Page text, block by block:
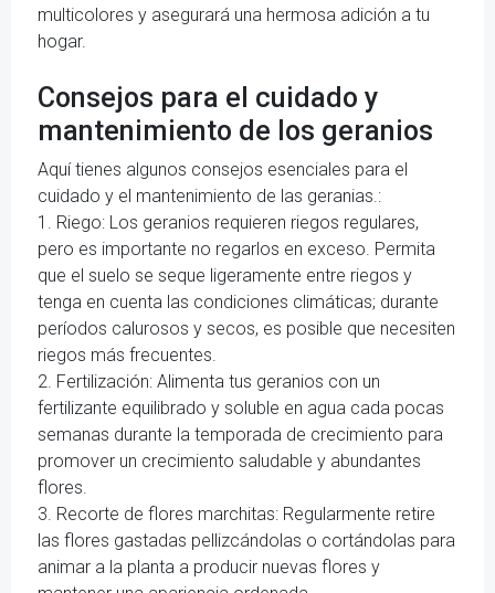
multicolores y asegurará una hermosa adición a tu
hogar.
Consejos para el cuidado y
mantenimiento de los geranios
Aquí tienes algunos consejos esenciales para el
cuidado y el mantenimiento de las geranias.:
1. Riego: Los geranios requieren riegos regulares,
pero es importante no regarlos en exceso. Permita
que el suelo se seque ligeramente entre riegos y
tenga en cuenta las condiciones climáticas; durante
períodos calurosos y secos, es posible que necesiten
riegos más frecuentes.
2. Fertilización: Alimenta tus geranios con un
fertilizante equilibrado y soluble en agua cada pocas
semanas durante la temporada de crecimiento para
promover un crecimiento saludable y abundantes
flores.
3. Recorte de flores marchitas: Regularmente retire
las flores gastadas pellizcándolas o cortándolas para
animar a la planta a producir nuevas flores y